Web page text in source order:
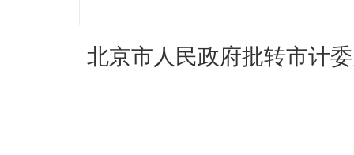
北京市人民政府批转市计